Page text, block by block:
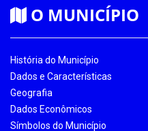
O MUNICÍPIO
História do Município
Dados e Características
Geografia
Dados Econômicos
Símbolos do Município